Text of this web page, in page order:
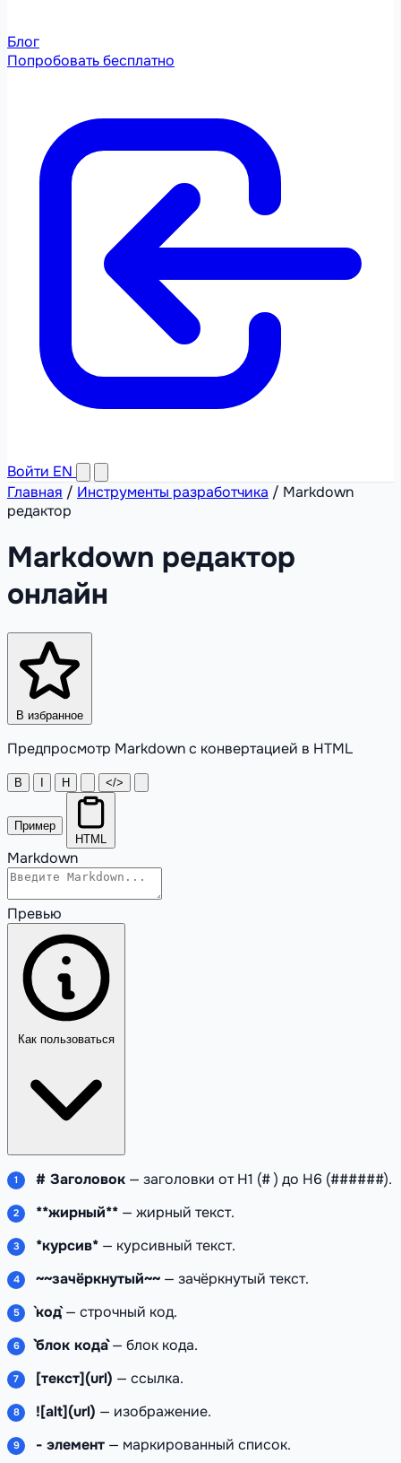
Блог
Попробовать бесплатно
Войти EN
Главная / Инструменты разработчика / Markdown
редактор
Markdown редактор
онлайн
В избранное
Предпросмотр Markdown с конвертацией в HTML
B H </>
Пример
HTML
Markdown
Превью
Как пользоваться
# Заголовок — заголовки от H1 (# ) до H6 (######).
**жирный** — жирный текст.
*курсив* — курсивный текст.
~~зачёркнутый~~ — зачёркнутый текст.
`код`— строчный код.
```блок кода```— блок кода.
[текст](url) — ссылка.
![alt](url) — изображение.
- элемент — маркированный список.